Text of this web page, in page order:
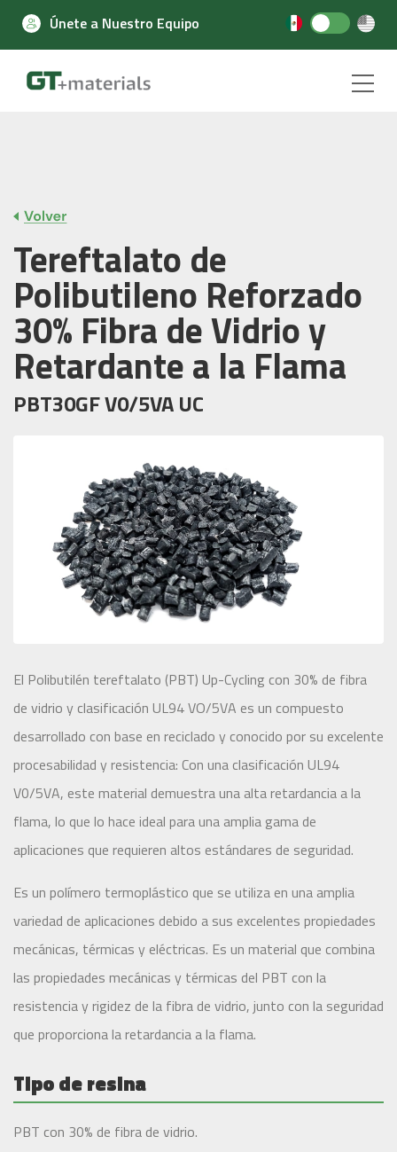
Únete a Nuestro Equipo English
Tereftalato de
Polibutileno Reforzado
30% Fibra de Vidrio y
Retardante a la Flama
PBT30GF V0/5VA UC
El Polibutilén tereftalato (PBT) Up-Cycling con 30% de fibra
de vidrio y clasificación UL94 VO/5VA es un compuesto
desarrollado con base en reciclado y conocido por su excelente
procesabilidad y resistencia: Con una clasificación UL94
V0/5VA, este material demuestra una alta retardancia a la
flama, lo que lo hace ideal para una amplia gama de
aplicaciones que requieren altos estándares de seguridad.
Es un polímero termoplástico que se utiliza en una amplia
variedad de aplicaciones debido a sus excelentes propiedades
mecánicas, térmicas y eléctricas. Es un material que combina
las propiedades mecánicas y térmicas del PBT con la
resistencia y rigidez de la fibra de vidrio, junto con la seguridad
que proporciona la retardancia a la flama.
Tipo de resina
PBT con 30% de fibra de vidrio.